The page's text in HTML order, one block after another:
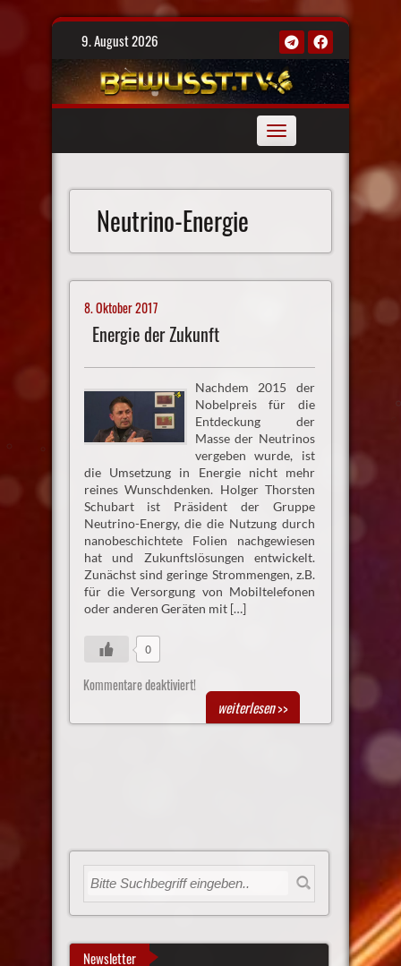
Skip
9. August 2026
Toggle
navigation
Neutrino-Energie
8. Oktober 2017
Energie der Zukunft
Nachdem 2015 der
Nobelpreis für die
Entdeckung der
Masse der Neutrinos
vergeben wurde, ist
die Umsetzung in Energie nicht mehr
reines Wunschdenken. Holger Thorsten
Schubart ist Präsident der Gruppe
Neutrino-Energy, die die Nutzung durch
nanobeschichtete Folien nachgewiesen
hat und Zukunftslösungen entwickelt.
Zunächst sind geringe Strommengen, z.B.
für die Versorgung von Mobiltelefonen
oder anderen Geräten mit […]
0
Kommentare deaktiviert!
weiterlesen>>
Newsletter